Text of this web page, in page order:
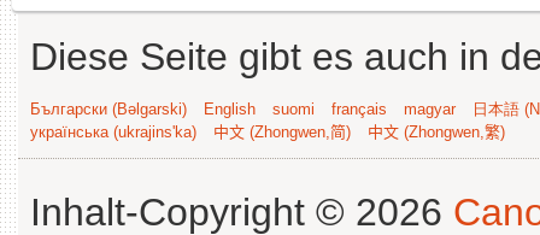
Diese Seite gibt es auch in
Български (Bəlgarski) English suomi français magyar
日本語
українська (ukrajins'ka)
中文 (Zhongwen,简) 中文 (Zhongwen,繁)
Inhalt-Copyright © 2026